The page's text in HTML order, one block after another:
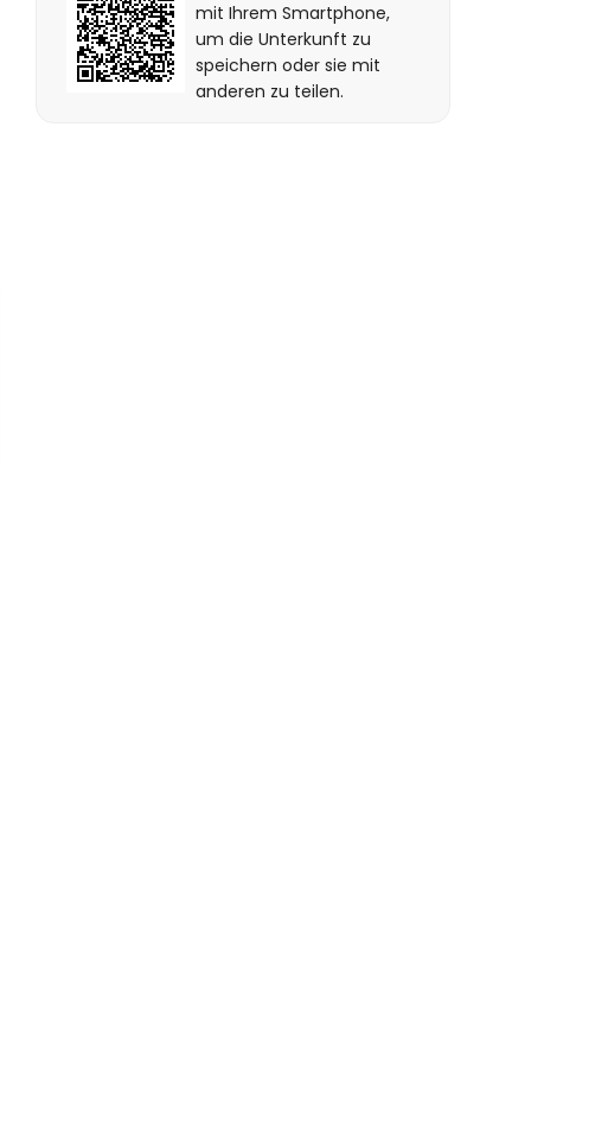
mit Ihrem Smartphone,
um die Unterkunft zu
speichern oder sie mit
anderen zu teilen.